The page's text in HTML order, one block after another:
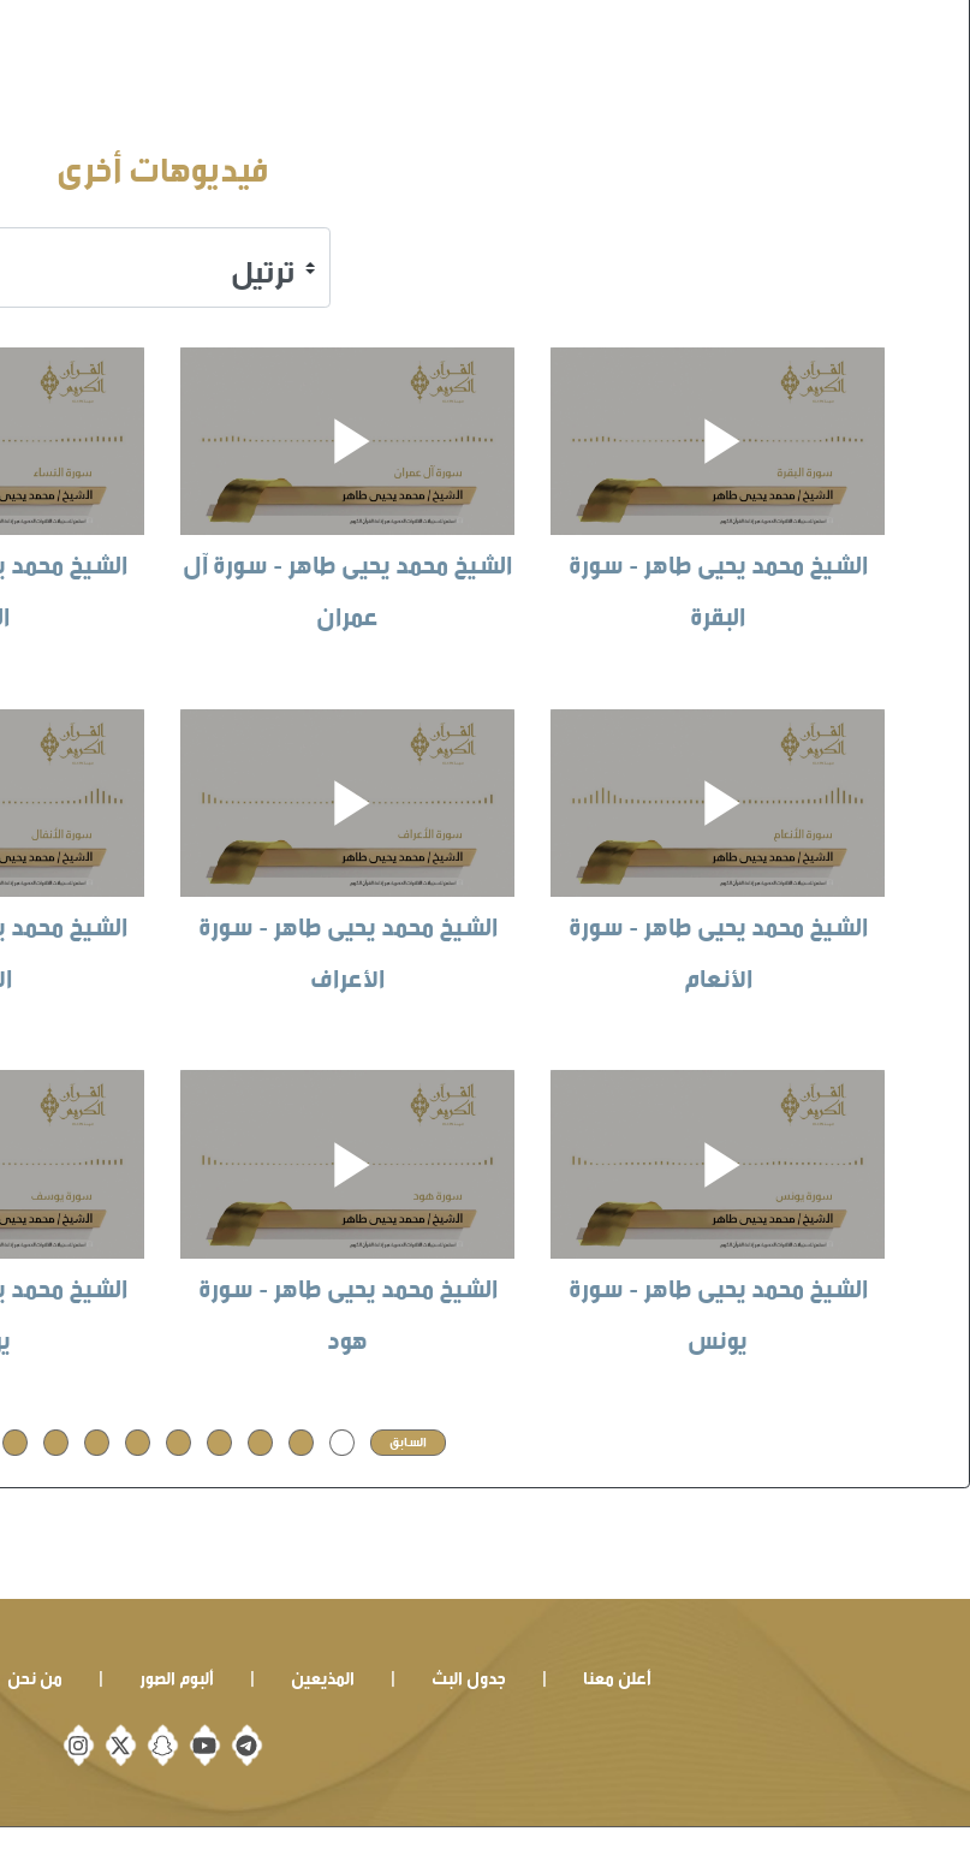
فيديوهات أخرى
الشيخ محمد يحيى طاهر - سورة
البقرة
الشيخ محمد يحيى طاهر - سورة آل
عمران
الشيخ
الشيخ محمد يحيى طاهر - سورة
الأنعام
الشيخ محمد يحيى طاهر - سورة
الأعراف
الشيخ
الشيخ محمد يحيى طاهر - سورة
يونس
الشيخ محمد يحيى طاهر - سورة
هود
الشيخ
السابق 1
2
3
4
5
6
7
8
9
أعلن معنا | جدول البث | المذيعين | ألبوم الصور | من نحن